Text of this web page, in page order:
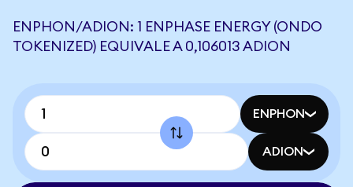
ENPHON/ADION: 1 ENPHASE ENERGY (ONDO
TOKENIZED) EQUIVALE A 0,106013 ADION
ENPHON
ADION